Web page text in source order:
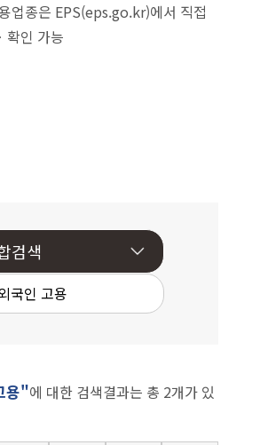
업종은 EPS(eps.go.kr)에서 직접
확인 가능
용"에 대한 검색결과는 총 2개가 있